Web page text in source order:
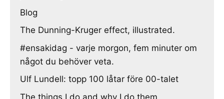
Blog
The Dunning-Kruger effect, illustrated.
#ensakidag - varje morgon, fem minuter om
något du behöver veta.
Ulf Lundell: topp 100 låtar före 00-talet
The things I do and why I do them